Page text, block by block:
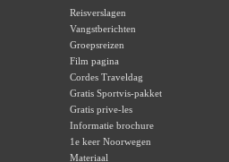
Reisverslagen
Vangstberichten
Groepsreizen
Film pagina
Cordes Traveldag
Gratis Sportvis-pakket
Gratis prive-les
Informatie brochure
1e keer Noorwegen
Materiaal